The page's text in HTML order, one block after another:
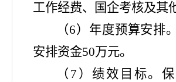
工作经费、国企考核及其
（6）年度预算安排
安排资金50万元。
（ 7）绩效目标。